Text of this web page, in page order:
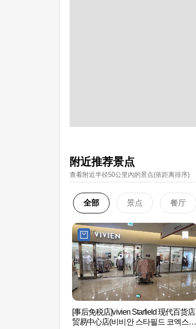
附近推荐景点
查看附近半径50公里內的景点(依距离排序)
全部 景点 餐厅
[事后免税店]vivien Starfield 现代百货店
贸易中心店(비비안 스타필드 코엑스몰